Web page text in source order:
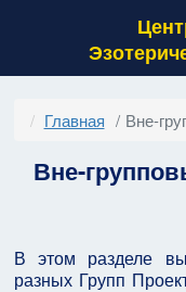
Главная Вне-
Вне-
В этом разделе
разных Групп